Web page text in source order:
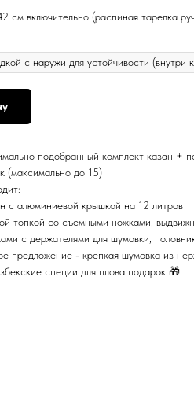
см включительно (распиная тарелка
подобранный комплект казан +
(максимально до 15)
с алюминиевой крышкой на 12 литров
топкой со съемными ножками,
с держателями для шумовки,
предложение - крепкая шумовка из
специи для плова подарок 🎁